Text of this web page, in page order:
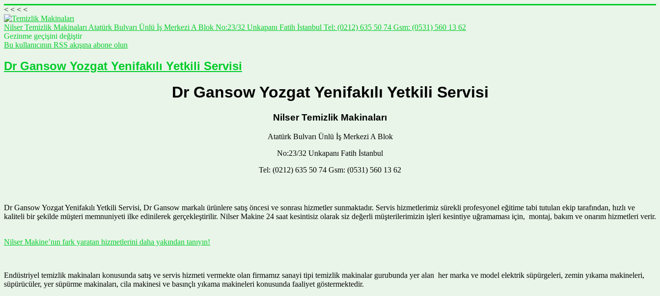
< < < <
Nilser Temizlik Makinaları Atatürk Bulvarı Ünlü İş Merkezi A Blok No:23/32 Unkapanı Fatih İstanbul Tel: (0212) 635 50 74 Gsm: (0531) 560 13 62
Gezinme geçişini değiştir
Bu kullanıcının RSS akışına abone olun
Dr Gansow Yozgat Yenifakılı Yetkili Servisi
Dr Gansow Yozgat Yenifakılı Yetkili Servisi
Nilser Temizlik Makinaları
Atatürk Bulvarı Ünlü İş Merkezi A Blok
No:23/32 Unkapanı Fatih İstanbul
Tel: (0212) 635 50 74 Gsm: (0531) 560 13 62
Dr Gansow Yozgat Yenifakılı Yetkili Servisi, Dr Gansow markalı ürünlere satış öncesi ve sonrası hizmetler sunmaktadır. Servis hizmetlerimiz sürekli profesyonel eğitime tabi tutulan ekip tarafından, hızlı ve
kaliteli bir şekilde müşteri memnuniyeti ilke edinilerek gerçekleştirilir. Nilser Makine 24 saat kesintisiz olarak siz değerli müşterilerimizin işleri kesintiye uğramaması için, montaj, bakım ve onarım hizmetleri verir.
Nilser Makine’nın fark yaratan hizmetlerini daha yakından tanıyın!
Endüstriyel temizlik makinaları konusunda satış ve servis hizmeti vermekte olan firmamız sanayi tipi temizlik makinalar gurubunda yer alan her marka ve model elektrik süpürgeleri, zemin yıkama makineleri,
süpürücüler, yer süpürme makinaları, cila makinesi ve basınçlı yıkama makineleri konusunda faaliyet göstermektedir.